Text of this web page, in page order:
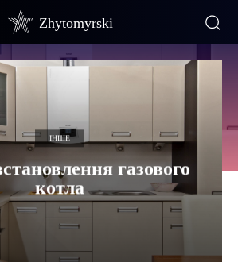
Zhytomyrski
ІНШЕ
газового
котла